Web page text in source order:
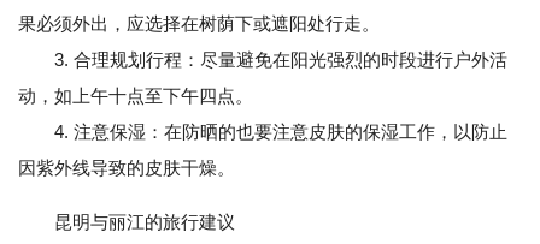
果必须外出，应选择在树荫下或遮阳处行走。
3. 合理规划行程：尽量避免在阳光强烈的时段进行户外活
动，如上午十点至下午四点。
4. 注意保湿：在防晒的也要注意皮肤的保湿工作，以防止
因紫外线导致的皮肤干燥。
昆明与丽江的旅行建议